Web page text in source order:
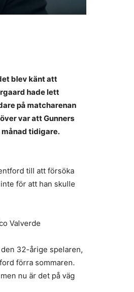
blev känt att
hade lett
på matcharenan
var att Gunners
tidigare.
till att försöka
för att han skulle
Valverde
32-årige spelaren,
förra sommaren.
nu är det på väg